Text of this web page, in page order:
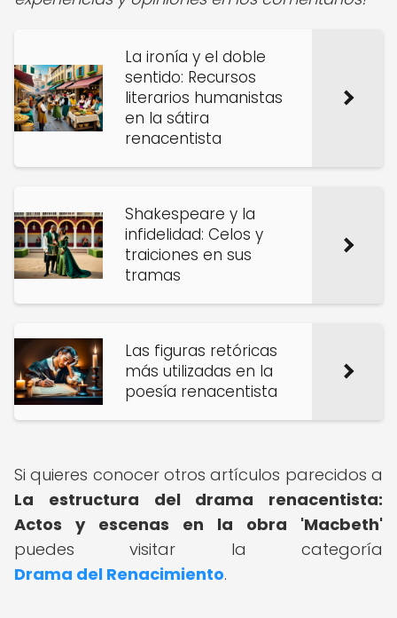
La ironía y el doble
sentido: Recursos
literarios humanistas
en la sátira
renacentista
Shakespeare y la
infidelidad: Celos y
traiciones en sus
tramas
Las figuras retóricas
más utilizadas en la
poesía renacentista
Si quieres conocer otros artículos parecidos a
La estructura del drama renacentista:
Actos y escenas en la obra 'Macbeth'
puedes visitar la categoría
Drama del Renacimiento.